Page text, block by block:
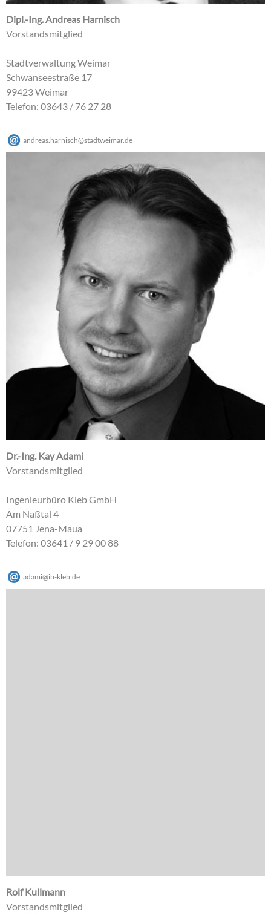
Dipl.-Ing. Andreas Harnisch
Vorstandsmitglied
Stadtverwaltung Weimar
Schwanseestraße 17
99423 Weimar
Telefon: 03643 / 76 27 28
andreas.harnisch@stadtweimar.de
Dr.-Ing. Kay Adami
Vorstandsmitglied
Ingenieurbüro Kleb GmbH
Am Naßtal 4
07751 Jena-Maua
Telefon: 03641 / 9 29 00 88
adami@ib-kleb de
Rolf Kullmann
Vorstandsmitglied